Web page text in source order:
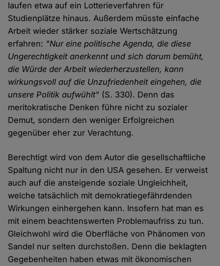
laufen etwa auf ein Lotterieverfahren für
Studienplätze hinaus. Außerdem müsste einfache
Arbeit wieder stärker soziale Wertschätzung
erfahren: "Nur eine politische Agenda, die diese
Ungerechtigkeit anerkennt und sich darum bemüht,
die Würde der Arbeit wiederherzustellen, kann
wirkungsvoll auf die Unzufriedenheit eingehen, die
unsere Politik aufwühlt" (S. 330). Denn das
meritokratische Denken führe nicht zu sozialer
Demut, sondern den weniger Erfolgreichen
gegenüber eher zur Verachtung.
Berechtigt wird von dem Autor die gesellschaftliche
Spaltung nicht nur in den USA gesehen. Er verweist
auch auf die ansteigende soziale Ungleichheit,
welche tatsächlich mit demokratiegefährdenden
Wirkungen einhergehen kann. Insofern hat man es
mit einem beachtenswerten Problemaufriss zu tun.
Gleichwohl wird die Oberfläche von Phänomen von
Sandel nur selten durchstoßen. Denn die beklagten
Gegebenheiten haben etwas mit ökonomischen